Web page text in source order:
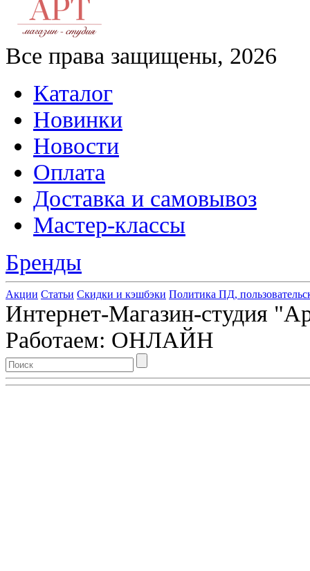
Все права защищены, 2026
Каталог
Новинки
Новости
Оплата
Доставка и самовывоз
Мастер-классы
Бренды
Акции Статьи Скидки и кэшбэки Политика ПД,
Интернет-Магазин-студия
Работаем: ОНЛАЙН